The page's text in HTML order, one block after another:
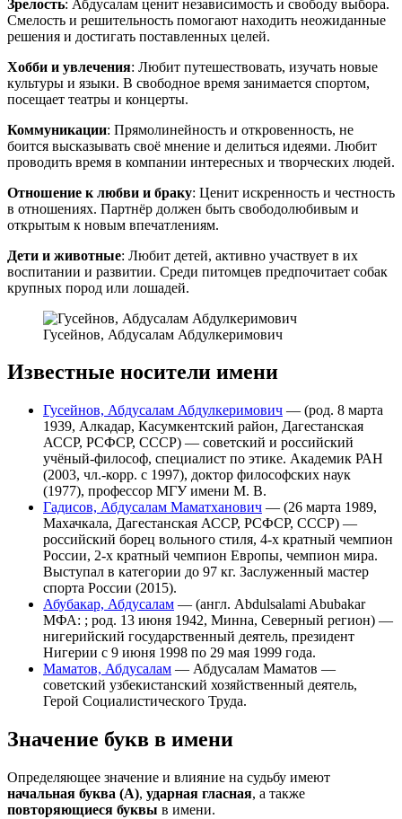
Зрелость: Абдусалам ценит независимость и свободу выбора.
Смелость и решительность помогают находить неожиданные
решения и достигать поставленных целей.
Хобби и увлечения: Любит путешествовать, изучать новые
культуры и языки. В свободное время занимается спортом,
посещает театры и концерты.
Коммуникации: Прямолинейность и откровенность, не
боится высказывать своё мнение и делиться идеями. Любит
проводить время в компании интересных и творческих людей.
Отношение к любви и браку: Ценит искренность и честность
в отношениях. Партнёр должен быть свободолюбивым и
открытым к новым впечатлениям.
Дети и животные: Любит детей, активно участвует в их
воспитании и развитии. Среди питомцев предпочитает собак
крупных пород или лошадей.
Гусейнов, Абдусалам Абдулкеримович
Известные носители имени
Гусейнов, Абдусалам Абдулкеримович — (род. 8 марта
1939, Алкадар, Касумкентский район, Дагестанская
АССР, РСФСР, СССР) — советский и российский
учёный-философ, специалист по этике. Академик РАН
(2003, чл.-корр. c 1997), доктор философских наук
(1977), профессор МГУ имени М. В.
Гадисов, Абдусалам Маматханович — (26 марта 1989,
Махачкала, Дагестанская АССР, РСФСР, СССР) —
российский борец вольного стиля, 4-х кратный чемпион
России, 2-х кратный чемпион Европы, чемпион мира.
Выступал в категории до 97 кг. Заслуженный мастер
спорта России (2015).
Абубакар, Абдусалам — (англ. Abdulsalami Abubakar
МФА: ; род. 13 июня 1942, Минна, Северный регион) —
нигерийский государственный деятель, президент
Нигерии с 9 июня 1998 по 29 мая 1999 года.
Маматов, Абдусалам — Абдусалам Маматов —
советский узбекистанский хозяйственный деятель,
Герой Социалистического Труда.
Значение букв в имени
Определяющее значение и влияние на судьбу имеют
начальная буква (А), ударная гласная, а также
повторяющиеся буквы в имени.